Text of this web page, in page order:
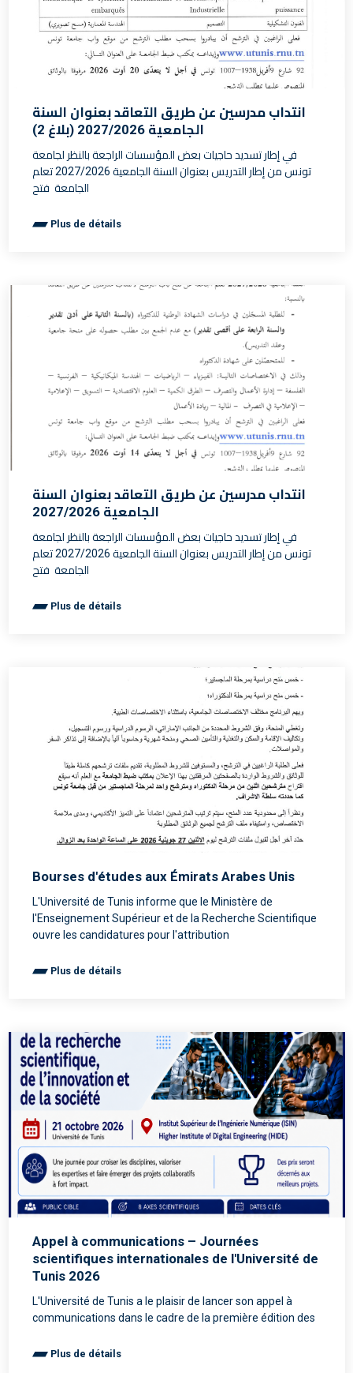
انتداب مدرسين عن طريق التعاقد بعنوان السنة
الجامعية 2027/2026 (بلاغ 2)
في إطار تسديد حاجيات بعض المؤسسات الراجعة بالنظر لجامعة
تونس من إطار التدريس بعنوان السنة الجامعية 2027/2026 تعلم
الجامعة فتح
Plus de détails
انتداب مدرسين عن طريق التعاقد بعنوان السنة
الجامعية 2027/2026
في إطار تسديد حاجيات بعض المؤسسات الراجعة بالنظر لجامعة
تونس من إطار التدريس بعنوان السنة الجامعية 2027/2026 تعلم
الجامعة فتح
Plus de détails
Bourses d'études aux Émirats Arabes Unis
L'Université de Tunis informe que le Ministère de
l'Enseignement Supérieur et de la Recherche Scientifique
ouvre les candidatures pour l'attribution
Plus de détails
Appel à communications – Journées
scientifiques internationales de l'Université de
Tunis 2026
L'Université de Tunis a le plaisir de lancer son appel à
communications dans le cadre de la première édition des
Plus de détails